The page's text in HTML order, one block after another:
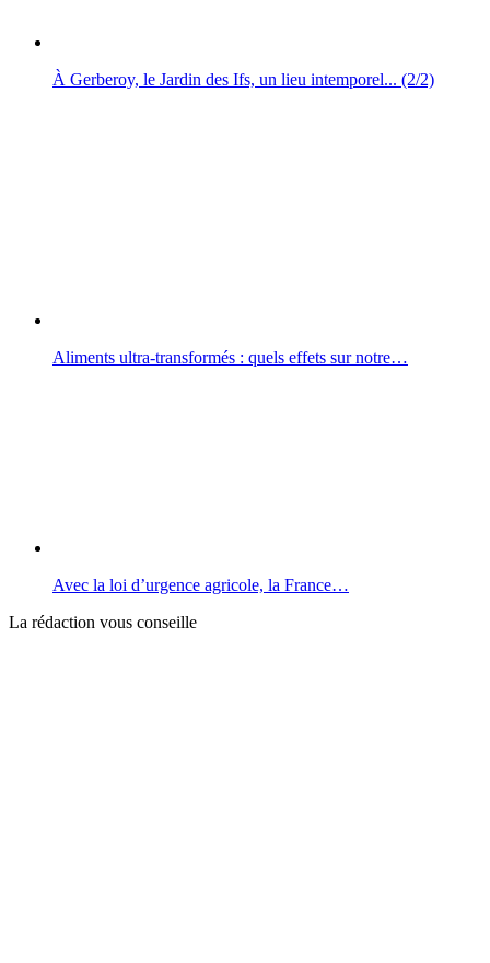
À Gerberoy, le Jardin des Ifs, un lieu intemporel... (2/2)
Aliments ultra-transformés : quels effets sur notre…
Avec la loi d’urgence agricole, la France…
La rédaction vous conseille